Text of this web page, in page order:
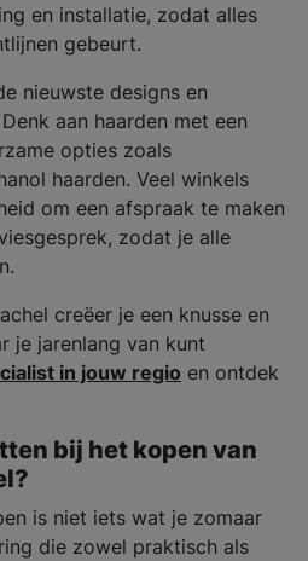
en installatie, zodat alles
gebeurt.
nieuwste designs en
aan haarden met een
opties zoals
haarden. Veel winkels
om een afspraak te maken
zodat je alle
creëer je een knusse en
je jarenlang van kunt
in jouw regio en ontdek
bij het kopen van
is niet iets wat je zomaar
die zowel praktisch als